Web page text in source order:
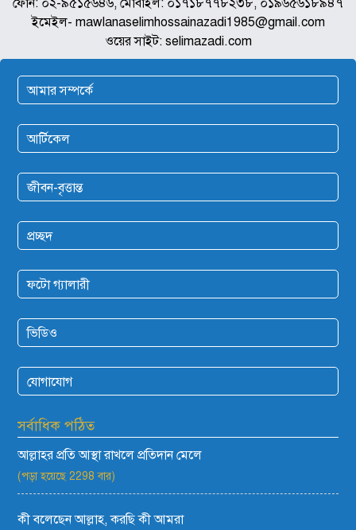
ইমেইল- mawlanaselimhossainazadi1985@gmail.com
ওয়ের সাইট: selimazadi.com
আমার সম্পর্কে
আর্টিকেল
জীবন-বৃত্তান্ত
প্রচ্ছদ
ফটো গ্যালারী
ভিডিও
যোগাযোগ
সর্বাধিক পঠিত
আল্লাহর প্রতি আস্থা রাখলে প্রতিদান মেলে
(পড়া হয়েছে 2298 বার)
কী বলেছেন আল্লাহ, করছি কী আমরা